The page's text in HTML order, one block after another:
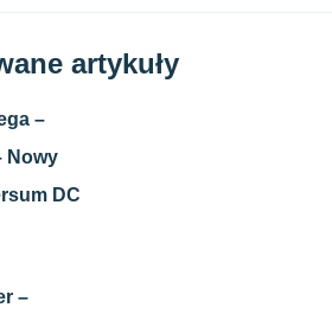
artykuły
–
Nowy
DC
–